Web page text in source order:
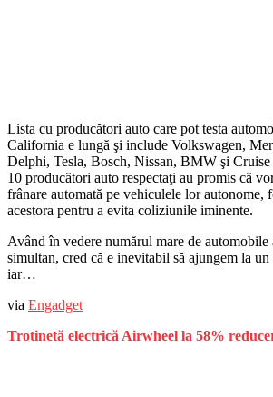
Lista cu producători auto care pot testa
California e lungă şi include Volkswagen,
Delphi, Tesla, Bosch, Nissan, BMW şi
10 producători auto respectaţi au promis că
frânare automată pe vehiculele lor autonome,
acestora pentru a evita coliziunile iminente.
Având în vedere numărul mare de automobile
simultan, cred că e inevitabil să ajungem la
iar…
via Engadget
Trotinetă electrică Airwheel la 58%